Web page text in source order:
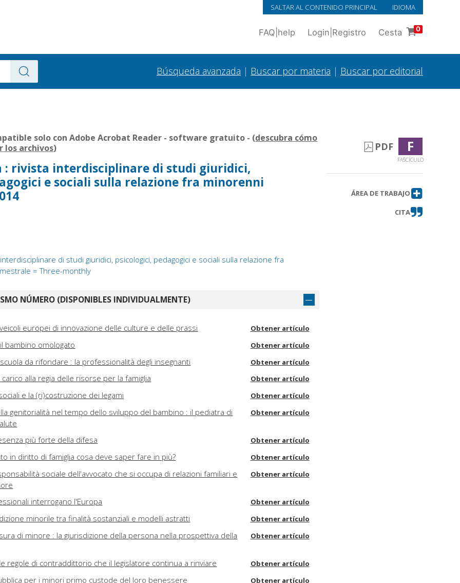
SALTAR AL CONTENIDO PRINCIPAL IDIOMA
FAQ help Login Registro Cesta 0
Búsqueda avanzada | Buscar por materia | Buscar por editorial
solo con Adobe Acrobat Reader - software gratuito - (descubra cómo
los archivos)
: rivista interdisciplinare di studi giuridici,
e sociali sulla relazione fra minorenni
di studi giuridici, psicologici, pedagogici e sociali sulla relazione fra
= Three-monthly
NÚMERO (DISPONIBLES INDIVIDUALMENTE)
europei di innovazione delle culture e delle prassi Obtener artículo
bambino omologato Obtener artículo
da rifondare : la professionalità degli insegnanti Obtener artículo
alla regia delle risorse per la famiglia Obtener artículo
e la (ri)costruzione dei legami Obtener artículo
genitorialità nel tempo dello sviluppo del bambino : il pediatra di
Obtener artículo
più forte della difesa Obtener artículo
in diritto di famiglia cosa deve saper fare in più? Obtener artículo
sociale dell'avvocato che si occupa di relazioni familiari e
Obtener artículo
interrogano l'Europa Obtener artículo
minorile tra finalità sostanziali e modelli astratti Obtener artículo
di minore : la giurisdizione della persona nella prospettiva della
Obtener artículo
regole di contraddittorio che il legislatore continua a rinviare Obtener artículo
per i minori primo custode del loro benessere Obtener artículo
PDF F
FASCÍCULO
ÁREA DE TRABAJO
CITA